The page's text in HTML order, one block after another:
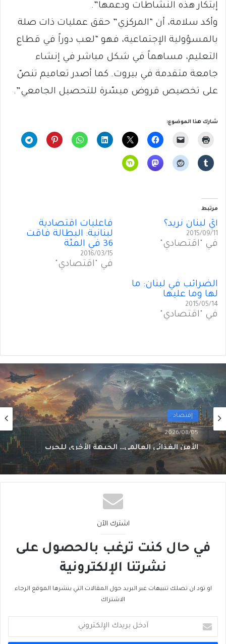
إبتكار هذه النشاطات ودعمها”.
وأكد سلامة، أن “المركزي” حقق عمليات ذات صلة
بالمسؤولية الإجتماعية، فهو “لعب دوراً في قطاع
التعليم، مساهماً في شكل مباشر في إنشاء
جامعة متقدمة في بيروت. كما أصدر تعاميم تنصّ
على تخصيص قروض ميسّرة للتحصيل الجامعي”.
شارك هذا الموضوع:
مرتبط
أيّ لبنان نريد؟
2015/09/11
في "اقتصادي"
فاعليات اقتصادية
لبنانية: البطالة فاقت
36 في المئة
2016/03/15
في "اقتصادي"
الضرائب في لبنان: ما
لها وما عليها
2015/05/14
في "اقتصادي"
أول
2026/08/02
من الغاز إلى الجغرافيا السياسية… ماذا يُغيّرُ خط
نيجيريا–المغرب؟
اشترك الآن
في حال كنت ترغب بالحصول على
نشرتنا الإلكترونية
او تود ان تصلك تنبيهات عبر البريد حول المقالات التي ينشرها الموقع الرجاء
الاشتراك
بريدك
الإلكتروني